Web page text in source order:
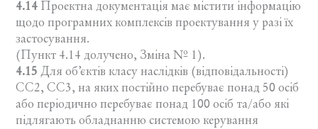
4.14 Проектна документація має містити інформацію
щодо програмних комплексів проектування у разі їх
застосування.
(Пункт 4.14 долучено, Зміна № 1).
4.15 Для об’єктів класу наслідків (відповідальності)
СС2, СС3, на яких постійно перебуває понад 50 осіб
або періодично перебуває понад 100 осіб та/або які
підлягають обладнанню системою керування